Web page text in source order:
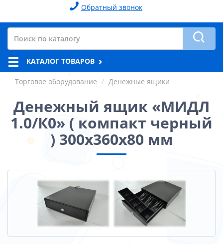
Обратный звонок
КАТАЛОГ ТОВАРОВ
Торговое оборудование Денежные ящики
Денежный ящик «МИДЛ
1.0/К0» ( компакт черный
) 300х360х80 мм